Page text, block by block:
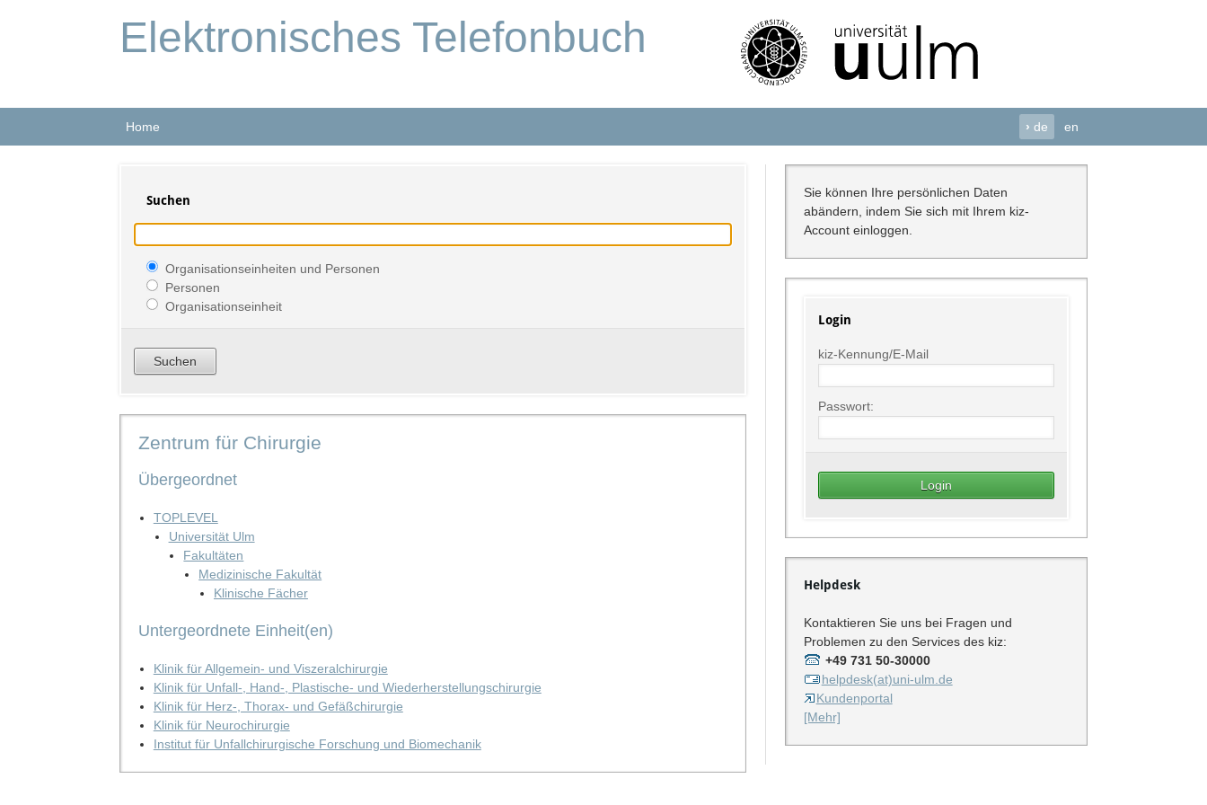
Elektronisches Telefonbuch
Home › de en
Suchen
Organisationseinheiten und Personen
Personen
Organisationseinheit
Zentrum für Chirurgie
Übergeordnet
TOPLEVEL
Universität Ulm
Fakultäten
Medizinische Fakultät
Klinische Fächer
Untergeordnete Einheit(en)
Klinik für Allgemein- und Viszeralchirurgie
Klinik für Unfall-, Hand-, Plastische- und Wiederherstellungschirurgie
Klinik für Herz-, Thorax- und Gefäßchirurgie
Klinik für Neurochirurgie
Institut für Unfallchirurgische Forschung und Biomechanik
Sie können Ihre persönlichen Daten
abändern, indem Sie sich mit Ihrem kiz-
Account einloggen.
Login
kiz-Kennung/E-Mail
Passwort:
Helpdesk
Kontaktieren Sie uns bei Fragen und
Problemen zu den Services des kiz:
+49 731 50-30000
helpdesk(at)uni-ulm.de
Kundenportal
[Mehr]